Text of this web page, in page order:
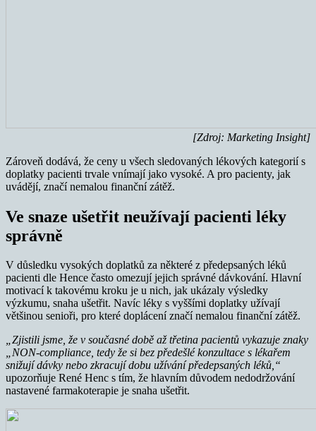
[Zdroj: Marketing Insight]
Zároveň dodává, že ceny u všech sledovaných lékových kategorií s
doplatky pacienti trvale vnímají jako vysoké. A pro pacienty, jak
uvádějí, značí nemalou finanční zátěž.
Ve snaze ušetřit neužívají pacienti léky
správně
V důsledku vysokých doplatků za některé z předepsaných léků
pacienti dle Hence často omezují jejich správné dávkování. Hlavní
motivací k takovému kroku je u nich, jak ukázaly výsledky
výzkumu, snaha ušetřit. Navíc léky s vyššími doplatky užívají
většinou senioři, pro které doplácení značí nemalou finanční zátěž.
„Zjistili jsme, že v současné době až třetina pacientů vykazuje znaky
„NON-compliance, tedy že si bez předešlé konzultace s lékařem
snižují dávky nebo zkracují dobu užívání předepsaných léků,“
upozorňuje René Henc s tím, že hlavním důvodem nedodržování
nastavené farmakoterapie je snaha ušetřit.